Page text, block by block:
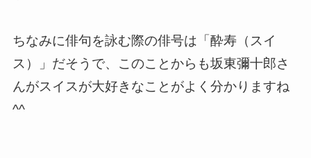
ちなみに俳句を詠む際の俳号は「酔寿（スイ
ス）」だそうで、このことからも坂東彌十郎さ
んがスイスが大好きなことがよく分かりますね
^^